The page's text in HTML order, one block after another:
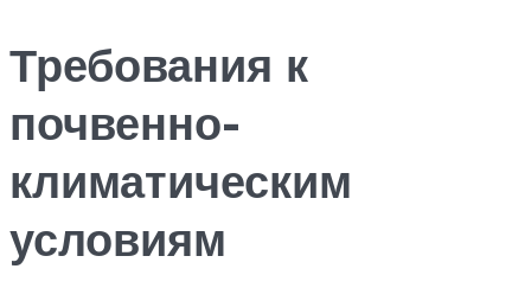
Требования к
почвенно-
климатическим
условиям